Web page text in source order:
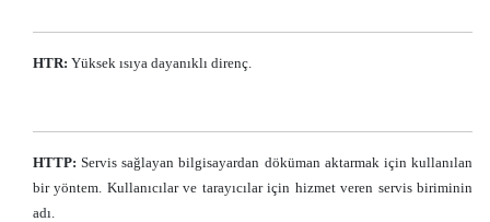
HTR: Yüksek ısıya dayanıklı direnç.
HTTP: Servis sağlayan bilgisayardan döküman aktarmak için kullanılan
bir yöntem. Kullanıcılar ve tarayıcılar için hizmet veren servis biriminin
adı.